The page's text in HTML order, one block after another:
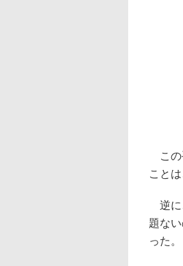
この
こと
逆に
題な
った。